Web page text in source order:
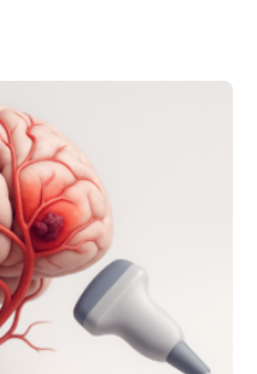
in
freigegeben – unter
Industrielle
Zentrales
(ZIM) und
Auf dem
am 5. Juni 2025 in
für
Nachricht:
in